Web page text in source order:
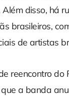
disso, há
brasileiros,
de artistas
reencontro
a banda